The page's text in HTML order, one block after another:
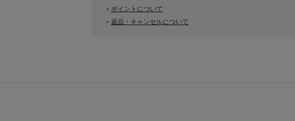
> ポイントについて
> 返品・キャンセルについて